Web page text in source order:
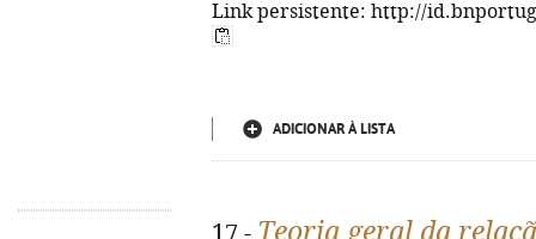
Link persistente: http://
ADICIONAR À LISTA
Teoria geral da